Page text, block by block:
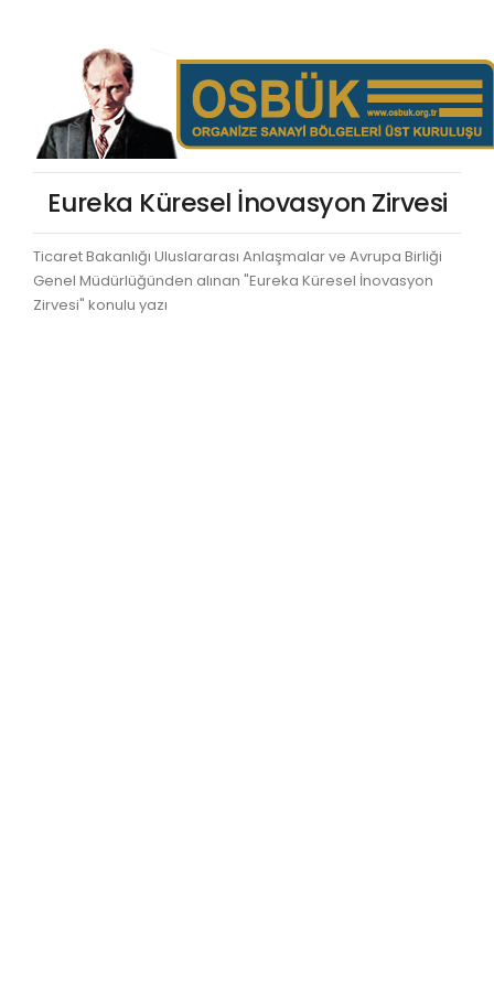
Eureka Küresel İnovasyon Zirvesi
Ticaret Bakanlığı Uluslararası Anlaşmalar ve Avrupa Birliği
Genel Müdürlüğünden alınan "Eureka Küresel İnovasyon
Zirvesi" konulu yazı